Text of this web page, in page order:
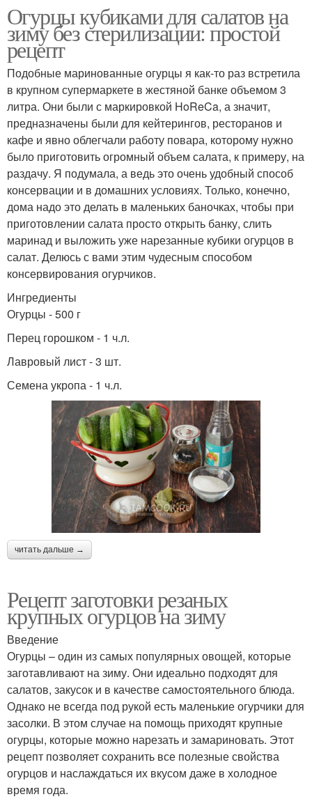
Огурцы кубиками для салатов на
зиму без стерилизации: простой
рецепт
Подобные маринованные огурцы я как-то раз встретила
в крупном супермаркете в жестяной банке объемом 3
литра. Они были с маркировкой HoReCa, а значит,
предназначены были для кейтерингов, ресторанов и
кафе и явно облегчали работу повара, которому нужно
было приготовить огромный объем салата, к примеру, на
раздачу. Я подумала, а ведь это очень удобный способ
консервации и в домашних условиях. Только, конечно,
дома надо это делать в маленьких баночках, чтобы при
приготовлении салата просто открыть банку, слить
маринад и выложить уже нарезанные кубики огурцов в
салат. Делюсь с вами этим чудесным способом
консервирования огурчиков.
Ингредиенты
Огурцы - 500 г
Перец горошком - 1 ч.л.
Лавровый лист - 3 шт.
Семена укропа - 1 ч.л.
читать дальше →
Рецепт заготовки резаных
крупных огурцов на зиму
Введение
Огурцы – один из самых популярных овощей, которые
заготавливают на зиму. Они идеально подходят для
салатов, закусок и в качестве самостоятельного блюда.
Однако не всегда под рукой есть маленькие огурчики для
засолки. В этом случае на помощь приходят крупные
огурцы, которые можно нарезать и замариновать. Этот
рецепт позволяет сохранить все полезные свойства
огурцов и наслаждаться их вкусом даже в холодное
время года.